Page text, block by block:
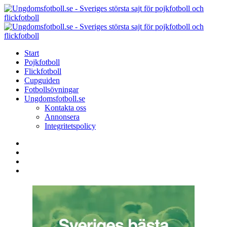
Menu
Search
Menu
Start
Pojkfotboll
Flickfotboll
Cupguiden
Fotbollsövningar
Ungdomsfotboll.se
Kontakta oss
Annonsera
Integritetspolicy